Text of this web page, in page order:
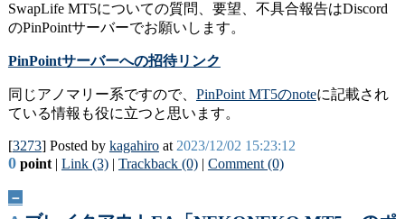
SwapLife MT5についての質問、要望、不具合報告はDiscord
のPinPointサーバーでお願いします。
PinPointサーバーへの招待リンク
同じアノマリー系ですので、 PinPoint MT5のnoteに記載され
ている情報も役に立つと思います。
[3273] Posted by kagahiroat 2023/12/02 15:23:12
0point| Link (3)| Trackback (0)| Comment (0)
－